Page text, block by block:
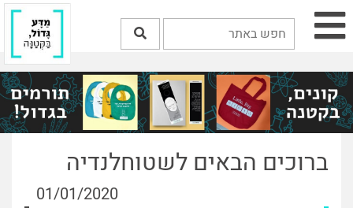
ברוכים הבאים לשטוחלנדיה
01/01/2020